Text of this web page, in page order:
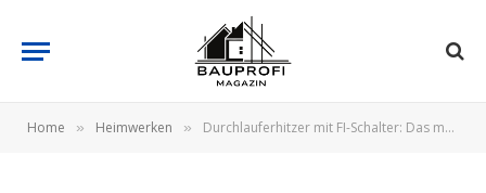
Home » Heimwerken » Durchlauferhitzer mit FI-Schalter: Das musst du beachten